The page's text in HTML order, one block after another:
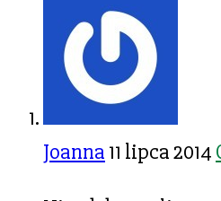
Joanna 11 lipca 2014